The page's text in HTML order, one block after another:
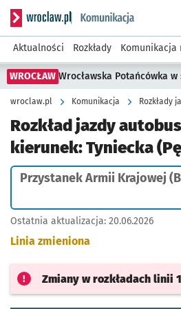
Serwis informacyjny wroclaw.pl
Aktualności Rozkłady Komunikacja
WROCŁAW Wrocławska Potańcówka
wroclaw.pl Komunikacja Rozkłady
Rozkład jazdy
kierunek: Tyniecka
Przystanek Armii Krajowej
Ostatnia aktualizacja: 20.06.2026
Linia zmieniona
Zmiany w rozkładach linii